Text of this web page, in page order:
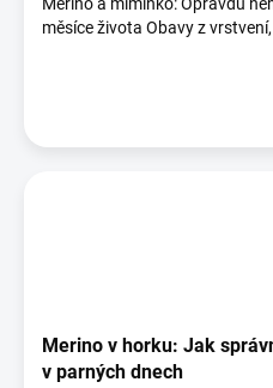
měsíce života Obavy z
Merino v horku: Jak
v parných dnech